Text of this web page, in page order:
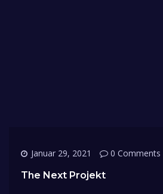
Januar 29, 2021
0 Comments
The Next Projekt